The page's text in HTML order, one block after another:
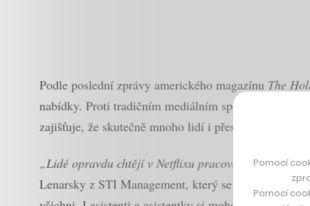
Podle poslední zprávy amerického magazínu The
nabídky. Proti tradičním mediálním společnostem
zajišťuje, že skutečně mnoho lidí i přes velký
„Lidé opravdu chtějí v Netflixu pracovat, takže je
Lenarsky z STI Management, který se v zábavní
Pomocí
Pomocí